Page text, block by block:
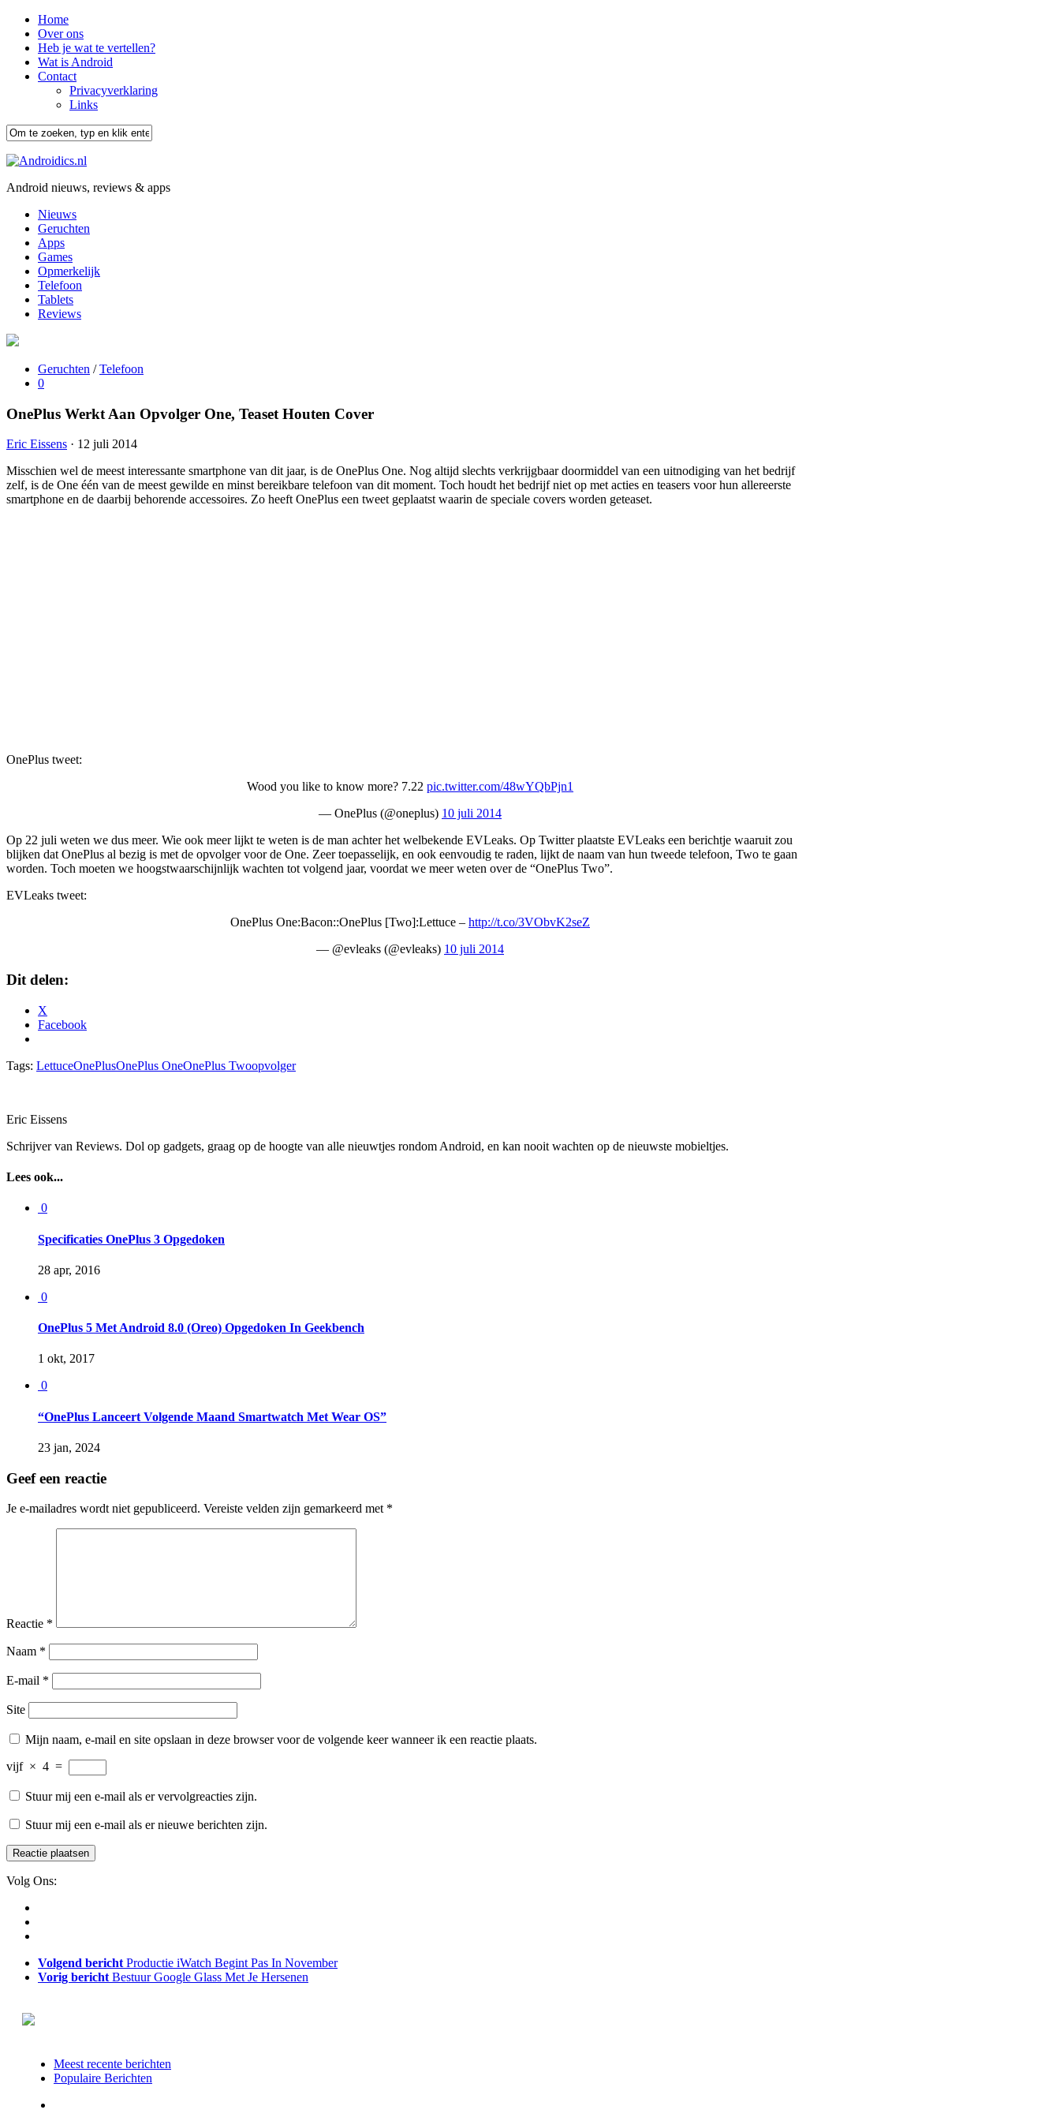
Home
Over ons
Heb je wat te vertellen?
Wat is Android
Contact
Privacyverklaring
Links
Android nieuws, reviews & apps
Nieuws
Geruchten
Apps
Games
Opmerkelijk
Telefoon
Tablets
Reviews
Geruchten / Telefoon
0
OnePlus Werkt Aan Opvolger One, Teaset Houten Cover
Eric Eissens · 12 juli 2014
Misschien wel de meest interessante smartphone van dit jaar, is de OnePlus One. Nog altijd slechts verkrijgbaar doormiddel van een uitnodiging van het bedrijf
zelf, is de One één van de meest gewilde en minst bereikbare telefoon van dit moment. Toch houdt het bedrijf niet op met acties en teasers voor hun allereerste
smartphone en de daarbij behorende accessoires. Zo heeft OnePlus een tweet geplaatst waarin de speciale covers worden geteaset.
OnePlus tweet:
Wood you like to know more? 7.22 pic.twitter.com/48wYQbPjn1
— OnePlus (@oneplus) 10 juli 2014
Op 22 juli weten we dus meer. Wie ook meer lijkt te weten is de man achter het welbekende EVLeaks. Op Twitter plaatste EVLeaks een berichtje waaruit zou
blijken dat OnePlus al bezig is met de opvolger voor de One. Zeer toepasselijk, en ook eenvoudig te raden, lijkt de naam van hun tweede telefoon, Two te gaan
worden. Toch moeten we hoogstwaarschijnlijk wachten tot volgend jaar, voordat we meer weten over de “OnePlus Two”.
EVLeaks tweet:
OnePlus One:Bacon::OnePlus [Two]:Lettuce – http://t.co/3VObvK2seZ
— @evleaks (@evleaks) 10 juli 2014
Dit delen:
X
Facebook
Tags: LettuceOnePlusOnePlus OneOnePlus Twoopvolger
Eric Eissens
Schrijver van Reviews. Dol op gadgets, graag op de hoogte van alle nieuwtjes rondom Android, en kan nooit wachten op de nieuwste mobieltjes.
Lees ook...
0
Specificaties OnePlus 3 Opgedoken
28 apr, 2016
0
OnePlus 5 Met Android 8.0 (Oreo) Opgedoken In Geekbench
1 okt, 2017
0
“OnePlus Lanceert Volgende Maand Smartwatch Met Wear OS”
23 jan, 2024
Geef een reactie
Je e-mailadres wordt niet gepubliceerd. Vereiste velden zijn gemarkeerd met *
Reactie *
Naam *
E-mail *
Site
Mijn naam, e-mail en site opslaan in deze browser voor de volgende keer wanneer ik een reactie plaats.
vijf × 4 =
Stuur mij een e-mail als er vervolgreacties zijn.
Stuur mij een e-mail als er nieuwe berichten zijn.
Volg Ons:
Volgend bericht Productie iWatch Begint Pas In November
Vorig bericht Bestuur Google Glass Met Je Hersenen
Meest recente berichten
Populaire Berichten